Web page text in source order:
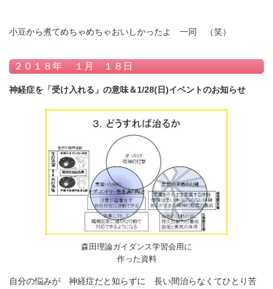
小豆から煮てめちゃめちゃおいしかったよ 一同 （笑）
２０１８年 １月 １８日
神経症を「受け入れる」の意味＆1/28(日)イベントのお知らせ
森田理論ガイダンス学習会用に
作った資料
自分の悩みが 神経症だと知らずに 長い間治らなくてひとり苦